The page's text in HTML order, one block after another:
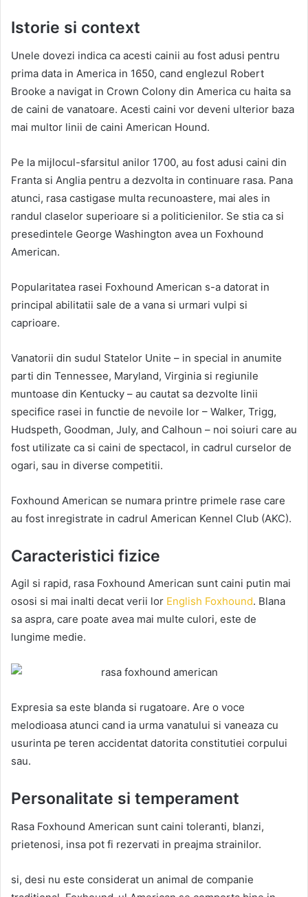
Istorie si context
Unele dovezi indica ca acesti cainii au fost adusi pentru
prima data in America in 1650, cand englezul Robert
Brooke a navigat in Crown Colony din America cu haita sa
de caini de vanatoare. Acesti caini vor deveni ulterior baza
mai multor linii de caini American Hound.
Pe la mijlocul-sfarsitul anilor 1700, au fost adusi caini din
Franta si Anglia pentru a dezvolta in continuare rasa. Pana
atunci, rasa castigase multa recunoastere, mai ales in
randul claselor superioare si a politicienilor. Se stia ca si
presedintele George Washington avea un Foxhound
American.
Popularitatea rasei Foxhound American s-a datorat in
principal abilitatii sale de a vana si urmari vulpi si
caprioare.
Vanatorii din sudul Statelor Unite – in special in anumite
parti din Tennessee, Maryland, Virginia si regiunile
muntoase din Kentucky – au cautat sa dezvolte linii
specifice rasei in functie de nevoile lor – Walker, Trigg,
Hudspeth, Goodman, July, and Calhoun – noi soiuri care au
fost utilizate ca si caini de spectacol, in cadrul curselor de
ogari, sau in diverse competitii.
Foxhound American se numara printre primele rase care
au fost inregistrate in cadrul American Kennel Club (AKC).
Caracteristici fizice
Agil si rapid, rasa Foxhound American sunt caini putin mai
ososi si mai inalti decat verii lor English Foxhound. Blana
sa aspra, care poate avea mai multe culori, este de
lungime medie.
Expresia sa este blanda si rugatoare. Are o voce
melodioasa atunci cand ia urma vanatului si vaneaza cu
usurinta pe teren accidentat datorita constitutiei corpului
sau.
Personalitate si temperament
Rasa Foxhound American sunt caini toleranti, blanzi,
prietenosi, insa pot fi rezervati in preajma strainilor.
si, desi nu este considerat un animal de companie